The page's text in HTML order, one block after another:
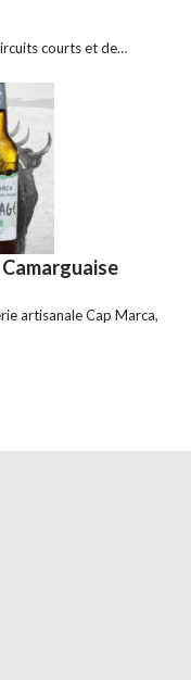
courts et de…
artisanale Cap Marca,